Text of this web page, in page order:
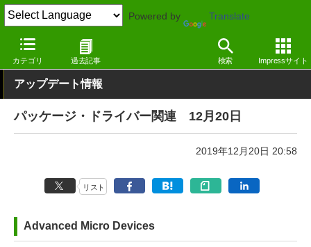
Powered by Translate
カテゴリ 過去記事 検索 Impressサイト
窓の杜 その他の話題 アップデート
アップデート情報
パッケージ・ドライバー関連 12月20日
2019年12月20日 20:58
リスト
Advanced Micro Devices